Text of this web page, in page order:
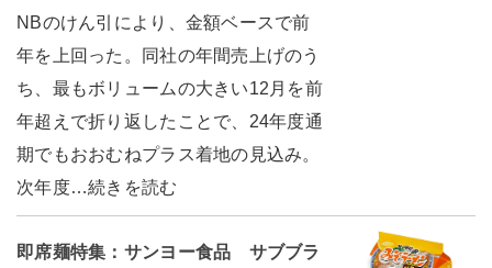
NBのけん引により、金額ベースで前
年を上回った。同社の年間売上げのう
ち、最もボリュームの大きい12月を前
年超えで折り返したことで、24年度通
期でもおおむねプラス着地の見込み。
次年度…続きを読む
即席麺特集：サンヨー食品 サブブラ